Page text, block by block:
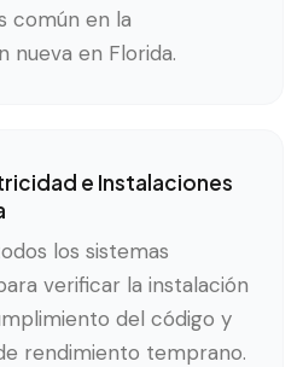
común en la
nueva en Florida.
e Instalaciones
los sistemas
verificar la instalación
del código y
rendimiento temprano.